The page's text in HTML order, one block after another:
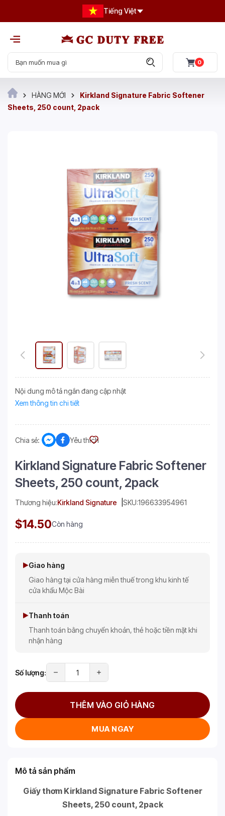
Tiếng Việt
0
HÀNG MỚI
Kirkland Signature Fabric Softener
Sheets, 250 count, 2pack
Nội dung mô tả ngắn đang cập nhật
Xem thông tin chi tiết
Chia sẻ: Yêu thích
Kirkland Signature Fabric Softener
Sheets, 250 count, 2pack
Thương hiệu:Kirkland Signature SKU:196633954961
$14.50Còn hàng
Giao hàng
Giao hàng tại cửa hàng miễn thuế trong khu kinh tế
cửa khẩu Mộc Bài
Thanh toán
Thanh toán bằng chuyển khoản, thẻ hoặc tiền mặt khi
nhận hàng
Số lượng:
THÊM VÀO GIỎ HÀNG
MUA NGAY
Mô tả sản phẩm
Giấy thơm Kirkland Signature Fabric Softener
Sheets, 250 count, 2pack